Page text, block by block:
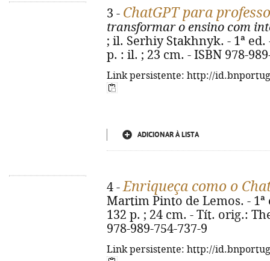
3 - ChatGPT para
transformar o ensino com
; il. Serhiy Stakhnyk. - 1ª
p. : il. ; 23 cm. - ISBN 978-
Link persistente: http://
ADICIONAR À LISTA
4 -Enriqueça como o
Martim Pinto de Lemos. - 1ª
132 p. ; 24 cm. - Tít. orig.:
978-989-754-737-9
Link persistente: http://